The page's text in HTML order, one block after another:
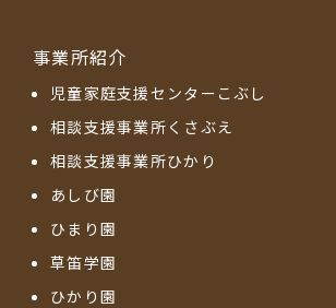
事業所紹介
児童家庭支援センターこぶし
相談支援事業所くさぶえ
相談支援事業所ひかり
あしび園
ひまり園
草笛学園
ひかり園